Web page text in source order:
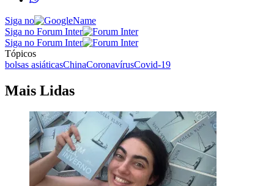
Siga no
Siga no Forum Inter
Siga no Forum Inter
Tópicos
bolsas asiáticasChinaCoronavírusCovid-19
Mais Lidas